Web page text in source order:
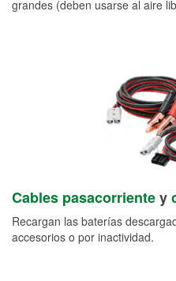
grandes (deben usarse al aire
Cables pasacorrientey
Recargan las baterías
accesorios o por inactividad.